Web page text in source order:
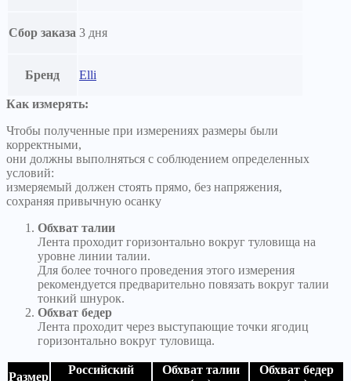
Сбор заказа 3 дня
Бренд Elli
Как измерять:
Чтобы полученные при измерениях размеры были
корректными,
они должны выполняться с соблюдением определенных
условий:
измеряемый должен стоять прямо, без напряжения,
сохраняя привычную осанку
Обхват талии
Лента проходит горизонтально вокруг туловища на
уровне линии талии.
Для более точного проведения этого измерения
рекомендуется предварительно повязать вокруг талии
тонкий шнурок.
Обхват бедер
Лента проходит через выступающие точки ягодиц
горизонтально вокруг туловища.
Размер
Российский
Обхват талии
Обхват бедер